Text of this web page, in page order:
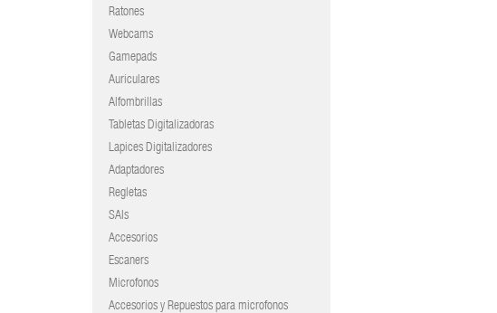
Ratones
Webcams
Gamepads
Auriculares
Alfombrillas
Tabletas Digitalizadoras
Lapices Digitalizadores
Adaptadores
Regletas
SAIs
Accesorios
Escaners
Microfonos
Accesorios y Repuestos para microfonos